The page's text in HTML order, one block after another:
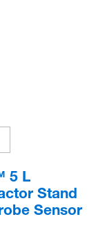
5 L
Stand
Sensor